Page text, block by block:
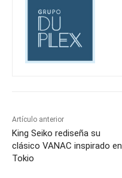
Artículo anterior
King Seiko rediseña su
clásico VANAC inspirado en
Tokio